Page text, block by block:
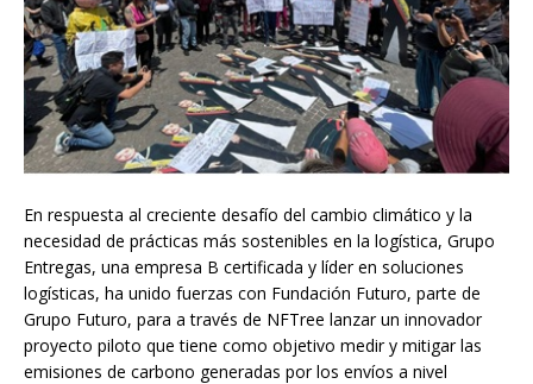
En respuesta al creciente desafío del cambio climático y la
necesidad de prácticas más sostenibles en la logística, Grupo
Entregas, una empresa B certificada y líder en soluciones
logísticas, ha unido fuerzas con Fundación Futuro, parte de
Grupo Futuro, para a través de NFTree lanzar un innovador
proyecto piloto que tiene como objetivo medir y mitigar las
emisiones de carbono generadas por los envíos a nivel